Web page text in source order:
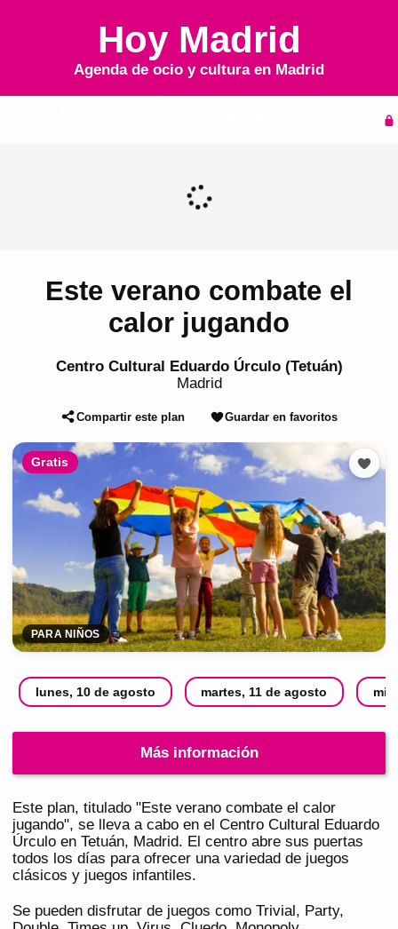
Hoy Madrid
Agenda de ocio y cultura en Madrid
Este verano combate el
calor jugando
Centro Cultural Eduardo Úrculo (Tetuán)
Madrid
Compartir este plan Guardar en favoritos
Gratis
PARA NIÑOS
lunes, 10 de agosto martes, 11 de agosto
Más información
Este plan, titulado "Este verano combate el calor
jugando", se lleva a cabo en el Centro Cultural Eduardo
Úrculo en Tetuán, Madrid. El centro abre sus puertas
todos los días para ofrecer una variedad de juegos
clásicos y juegos infantiles.
Se pueden disfrutar de juegos como Trivial, Party,